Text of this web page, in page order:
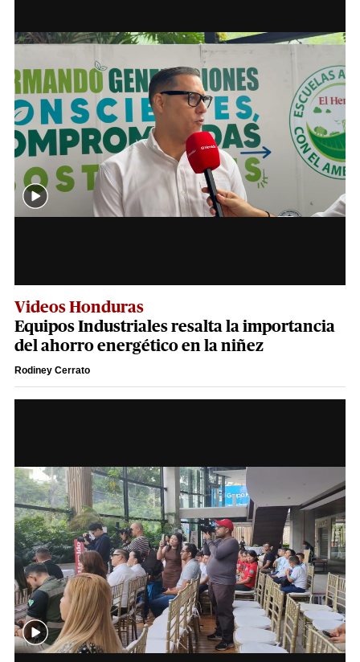
Videos Honduras
Equipos Industriales resalta la importancia
del ahorro energético en la niñez
Rodiney Cerrato